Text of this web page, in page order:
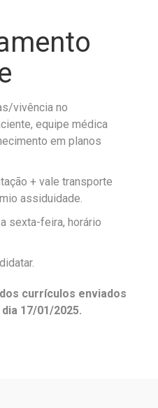
vivência no
equipe médica
em planos
+ vale transporte
assiduidade.
sexta-feira, horário
currículos enviados
17/01/2025.